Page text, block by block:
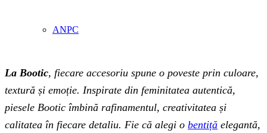
ANPC
La Bootic, fiecare accesoriu spune o poveste prin culoare,
textură și emoție. Inspirate din feminitatea autentică,
piesele Bootic îmbină rafinamentul, creativitatea și
calitatea în fiecare detaliu. Fie că alegi o bentiță elegantă,